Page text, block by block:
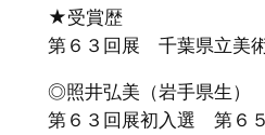
★受賞歴
第６３回展 千葉県立美
◎照井弘美（岩手県生）
第６３回展初入選 第６